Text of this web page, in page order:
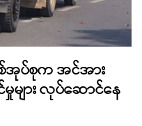
စ်အုပ်စုက အင်အား
များ လုပ်ဆောင်နေ